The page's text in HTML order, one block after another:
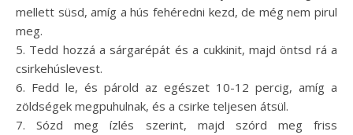
mellett süsd, amíg a hús fehéredni kezd, de még nem pirul
meg.
5. Tedd hozzá a sárgarépát és a cukkinit, majd öntsd rá a
csirkehúslevest.
6. Fedd le, és párold az egészet 10-12 percig, amíg a
zöldségek megpuhulnak, és a csirke teljesen átsül.
7. Sózd meg ízlés szerint, majd szórd meg friss